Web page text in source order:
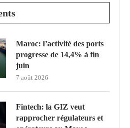
Maroc: l’activité des ports
progresse de 14,4% à fin
juin
7 août 2026
Fintech: la GIZ veut
rapprocher régulateurs et